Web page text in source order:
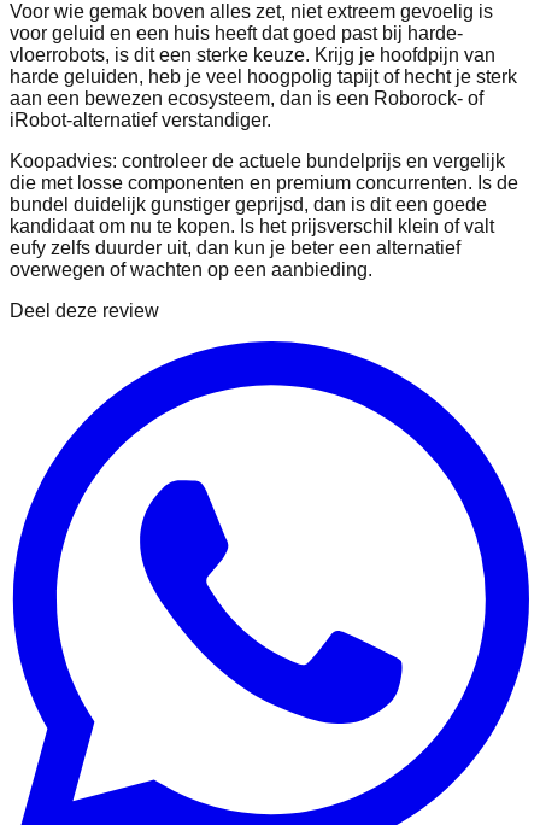
Voor wie gemak boven alles zet, niet extreem gevoelig is
voor geluid en een huis heeft dat goed past bij harde-
vloerrobots, is dit een sterke keuze. Krijg je hoofdpijn van
harde geluiden, heb je veel hoogpolig tapijt of hecht je sterk
aan een bewezen ecosysteem, dan is een Roborock- of
iRobot-alternatief verstandiger.
Koopadvies: controleer de actuele bundelprijs en vergelijk
die met losse componenten en premium concurrenten. Is de
bundel duidelijk gunstiger geprijsd, dan is dit een goede
kandidaat om nu te kopen. Is het prijsverschil klein of valt
eufy zelfs duurder uit, dan kun je beter een alternatief
overwegen of wachten op een aanbieding.
Deel deze review